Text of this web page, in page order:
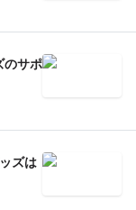
のサポ
ズは